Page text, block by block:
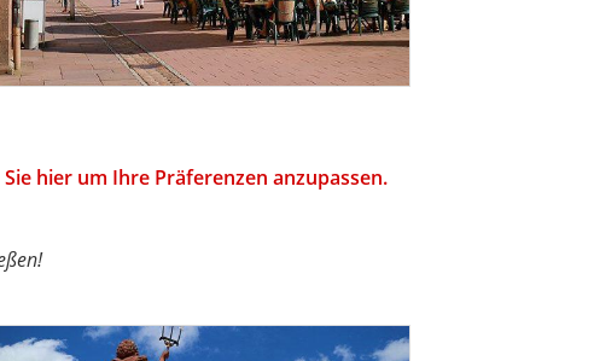
hier um Ihre Präferenzen anzupassen.